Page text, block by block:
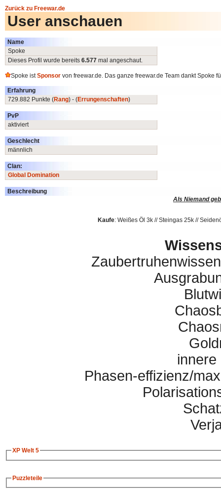
Zurück zu Freewar.de
User anschauen
Name
Spoke
Dieses Profil wurde bereits 6.577 mal angeschaut.
Spoke istSponsor von freewar.de. Das ganze freewar.de Team dankt Spoke
Erfahrung
729.882 Punkte (Rang) - (Errungenschaften)
PvP
aktiviert
Geschlecht
männlich
Clan:
Global Domination
Beschreibung
Als Niemand
Kaufe: Weißes Öl 3k // Steingas 25k //
innere
Phasen-effizienz/
XP Welt 5
Puzzleteile